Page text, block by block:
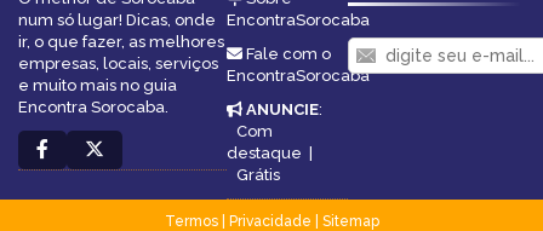
num só lugar! Dicas, onde
ir, o que fazer, as melhores
empresas, locais, serviços
e muito mais no guia
Encontra Sorocaba.
EncontraSorocaba
Fale com o
EncontraSorocaba
ANUNCIE:
Com
destaque |
Grátis
Termos| Privacidade
Sitemap